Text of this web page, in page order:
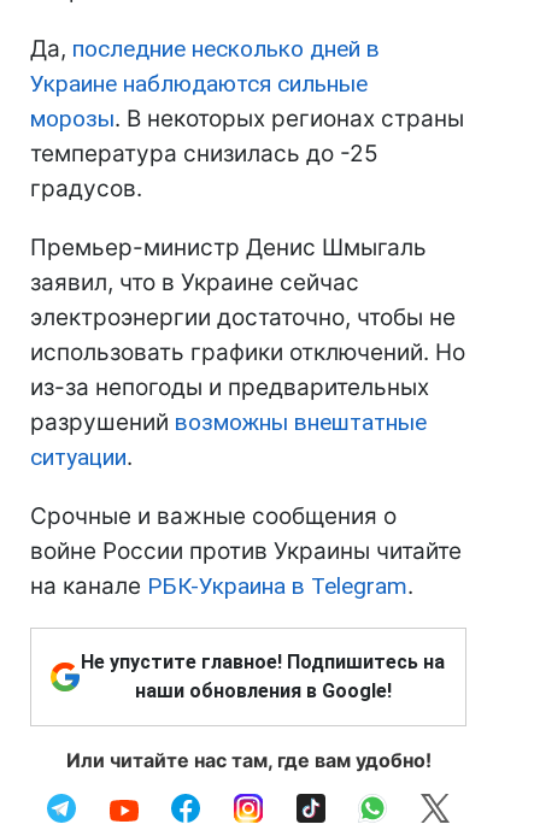
Да, последние несколько дней в
Украине наблюдаются сильные
морозы. В некоторых регионах страны
температура снизилась до -25
градусов.
Премьер-министр Денис Шмыгаль
заявил, что в Украине сейчас
электроэнергии достаточно, чтобы не
использовать графики отключений. Но
из-за непогоды и предварительных
разрушений возможны внештатные
ситуации.
Срочные и важные сообщения о
войне России против Украины читайте
на канале РБК-Украина в Telegram.
Не упустите главное! Подпишитесь на
наши обновления в Google!
Или читайте нас там, где вам удобно!